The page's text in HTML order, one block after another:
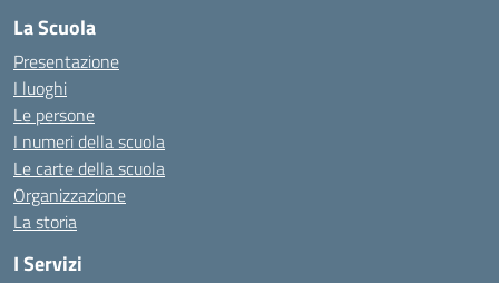
La Scuola
Presentazione
I luoghi
Le persone
I numeri della scuola
Le carte della scuola
Organizzazione
La storia
I Servizi